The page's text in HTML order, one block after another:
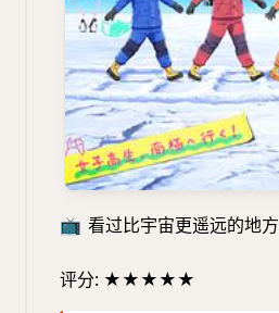
📺 看过比宇宙更遥远的地方
评分: ★★★★★